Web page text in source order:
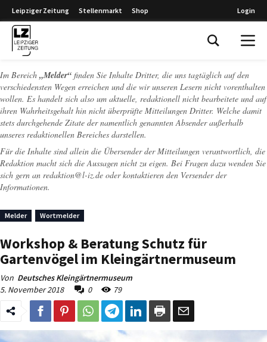
Leipziger Zeitung Stellenmarkt Shop Login
Im Bereich „Melder“ finden Sie Inhalte Dritter, die uns tagtäglich auf den
verschiedensten Wegen erreichen und die wir unseren Lesern nicht vorenthalten
wollen. Es handelt sich also um aktuelle, redaktionell nicht bearbeitete und auf
ihren Wahrheitsgehalt hin nicht überprüfte Mitteilungen Dritter. Welche damit
stets durchgehende Zitate der namentlich genannten Absender außerhalb
unseres redaktionellen Bereiches darstellen.
Für die Inhalte sind allein die Übersender der Mitteilungen verantwortlich, die
Redaktion macht sich die Aussagen nicht zu eigen. Bei Fragen dazu wenden Sie
sich gern an redaktion@l-iz.de oder kontaktieren den Versender der
Informationen.
Melder Wortmelder
Workshop & Beratung Schutz für
Gartenvögel im Kleingärtnermuseum
Von Deutsches Kleingärtnermuseum
5. November 2018
0 79